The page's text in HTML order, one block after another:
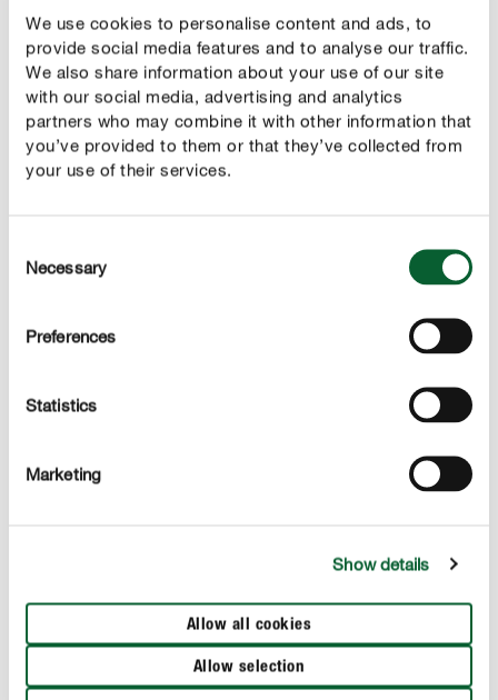
We use cookies to personalise content and ads, to
provide social media features and to analyse our traffic.
We also share information about your use of our site
with our social media, advertising and analytics
partners who may combine it with other information that
you’ve provided to them or that they’ve collected from
your use of their services.
Selection
Necessary
Preferences
Statistics
Marketing
Show details
Allow all cookies
Allow selection
ANWENDUNG
TECHNISCHE DETAILS
FRAG UNS ZUM PRODUKT